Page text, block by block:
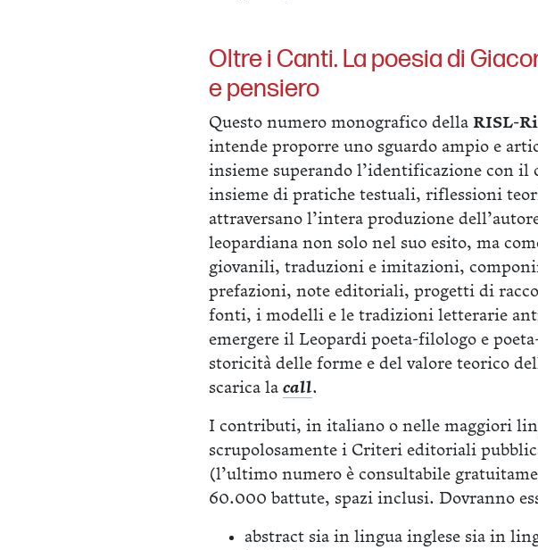
Oltre i Canti. La poesia di
e pensiero
Questo numero monografico della RISL-
intende proporre uno sguardo ampio e
insieme superando l’identificazione con il
insieme di pratiche testuali, riflessioni
attraversano l’intera produzione
leopardiana non solo nel suo esito, ma
giovanili, traduzioni e imitazioni,
prefazioni, note editoriali, progetti di
fonti, i modelli e le tradizioni letterarie
emergere il Leopardi poeta-filologo e
storicità delle forme e del valore teorico
scarica la call.
I contributi, in italiano o nelle maggiori
scrupolosamente i Criteri editoriali
(l’ultimo numero è consultabile
60.000 battute, spazi inclusi. Dovranno
abstract sia in lingua inglese sia in